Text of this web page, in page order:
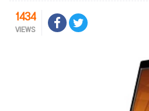
1434
VIEWS